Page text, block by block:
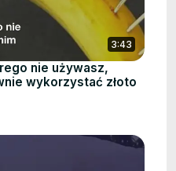
3:43
nie używasz,
wykorzystać złoto